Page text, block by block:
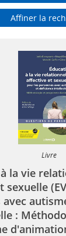
Affiner la
Livre
la vie
sexuelle
avec
: